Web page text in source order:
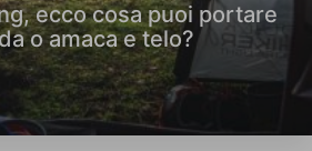
ecco cosa puoi portare
o amaca e telo?